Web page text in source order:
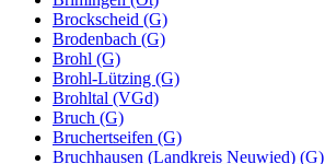
Brockscheid (G)
Brodenbach (G)
Brohl (G)
Brohl-Lützing (G)
Brohltal (VGd)
Bruch (G)
Bruchertseifen (G)
Bruchhausen (Landkreis Neuwied) (G)